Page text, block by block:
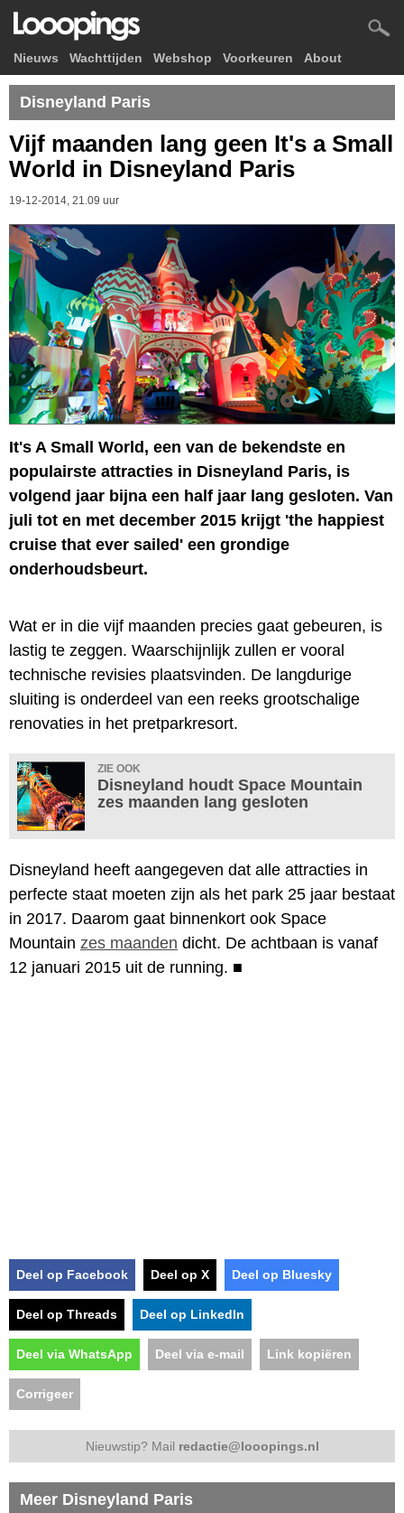
Nieuws Wachttijden Webshop Voorkeuren About
Disneyland Paris
Vijf maanden lang geen It's a Small
World in Disneyland Paris
19-12-2014, 21.09 uur
It's A Small World, een van de bekendste en
populairste attracties in Disneyland Paris, is
volgend jaar bijna een half jaar lang gesloten. Van
juli tot en met december 2015 krijgt 'the happiest
cruise that ever sailed' een grondige
onderhoudsbeurt.
Wat er in die vijf maanden precies gaat gebeuren, is
lastig te zeggen. Waarschijnlijk zullen er vooral
technische revisies plaatsvinden. De langdurige
sluiting is onderdeel van een reeks grootschalige
renovaties in het pretparkresort.
ZIE OOK
Disneyland houdt Space Mountain
zes maanden lang gesloten
Disneyland heeft aangegeven dat alle attracties in
perfecte staat moeten zijn als het park 25 jaar bestaat
in 2017. Daarom gaat binnenkort ook Space
Mountain zes maanden dicht. De achtbaan is vanaf
12 januari 2015 uit de running. ■
Deel op Facebook Deel op X Deel op Bluesky
Deel op Threads Deel op LinkedIn
Deel via WhatsApp Deel via e-mail Link kopiëren
Corrigeer
Nieuwstip? Mail redactie@looopings.nl
Meer Disneyland Paris